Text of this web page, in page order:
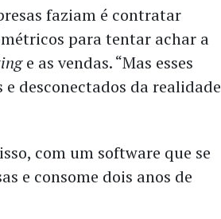
faziam é contratar
para tentar achar a
e as vendas. “Mas esses
desconectados da realidade
com um software que se
e consome dois anos de